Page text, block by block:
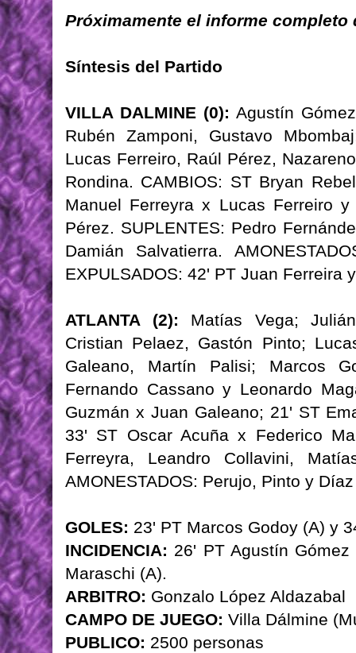
Próximamente el informe completo
Síntesis del Partido
VILLA DALMINE (0): Agustín
Rubén Zamponi, Gustavo
Lucas Ferreiro, Raúl Pérez,
Rondina. CAMBIOS: ST Bryan
Manuel Ferreyra x Lucas Ferreiro
Pérez. SUPLENTES: Pedro
Damián Salvatierra.
EXPULSADOS: 42' PT Juan Ferreira
ATLANTA (2): Matías Vega;
Cristian Pelaez, Gastón Pinto;
Galeano, Martín Palisi; Marcos
Fernando Cassano y Leonardo
Guzmán x Juan Galeano; 21' ST
33' ST Oscar Acuña x Federico
Ferreyra, Leandro Collavini,
AMONESTADOS: Perujo, Pinto y
GOLES: 23' PT Marcos Godoy (A) y
INCIDENCIA: 26' PT Agustín
Maraschi (A).
ARBITRO: Gonzalo López Aldazabal
CAMPO DE JUEGO: Villa Dálmine
PUBLICO: 2500 personas